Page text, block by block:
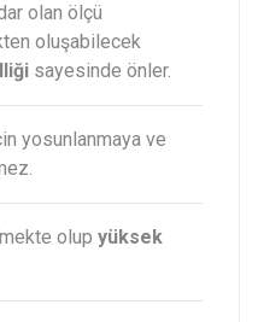
olan ölçü
oluşabilecek
sayesinde önler.
yosunlanmaya ve
olup yüksek